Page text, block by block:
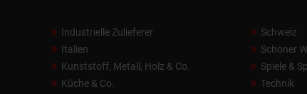
Industrielle Zulieferer
Italien
Kunststoff, Metall, Holz & Co.
Küche & Co.
Schweiz
Schöner
Spiele &
Technik